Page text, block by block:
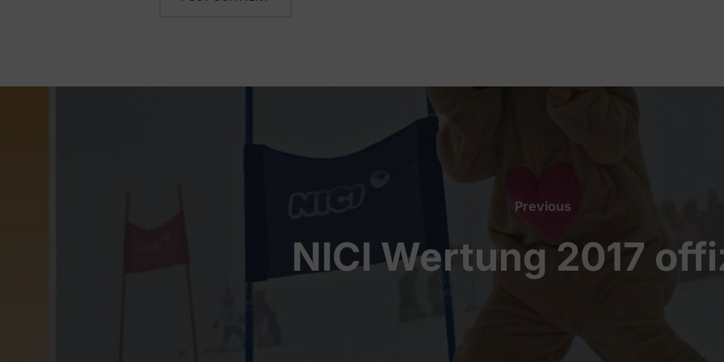
Previous
Previous
NICI Wertung 2017